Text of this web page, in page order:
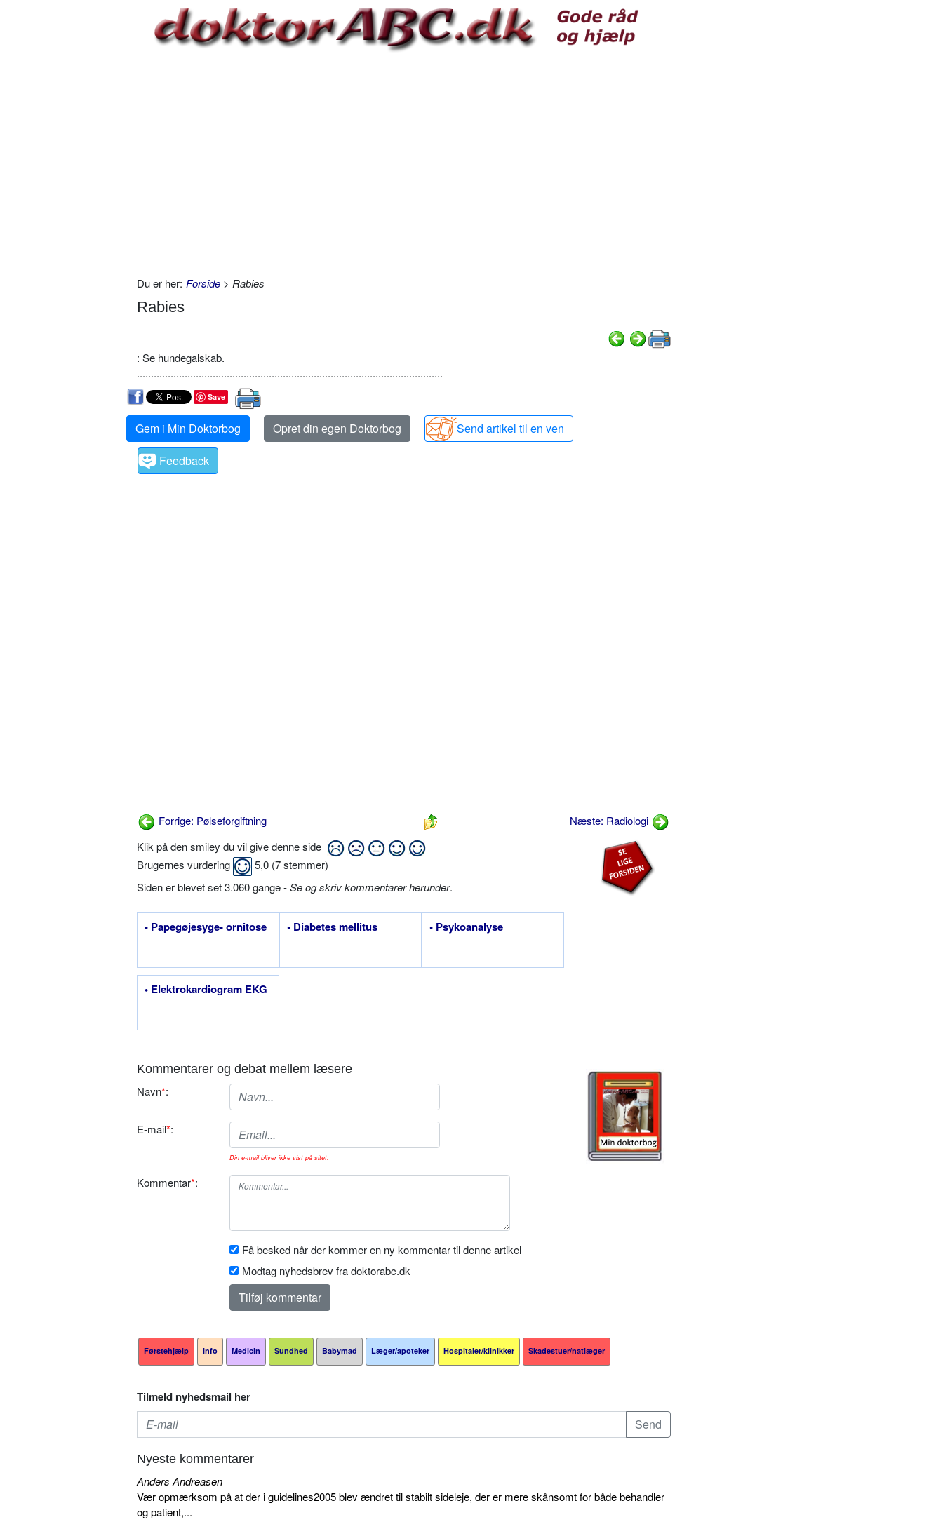
Du er her: Forside > Rabies
Rabies
: Se hundegalskab.
.............................................................................................................
Save
Gem i Min Doktorbog Opret din egen Doktorbog
Send artikel til en ven
Feedback
Forrige: Pølseforgiftning
Næste: Radiologi
Klik på den smiley du vil give denne side
Brugernes vurdering
5,0 (7stemmer)
Siden er blevet set 3.060 gange -Se og skriv kommentarer herunder.
• Papegøjesyge- ornitose • Diabetes mellitus • Psykoanalyse
• Elektrokardiogram EKG
Kommentarer og debat mellem læsere
Navn*:
E-mail*:
Din e-mail bliver ikke vist på sitet.
Kommentar*:
Få besked når der kommer en ny kommentar til denne artikel
Modtag nyhedsbrev fra doktorabc.dk
Førstehjælp Info Medicin Sundhed Babymad Læger/apoteker Hospitaler/klinikker Skadestuer/natlæger
Tilmeld nyhedsmail her
Nyeste kommentarer
Anders Andreasen
Vær opmærksom på at der i guidelines2005 blev ændret til stabilt sideleje, der er mere skånsomt for både behandler
og patient,...